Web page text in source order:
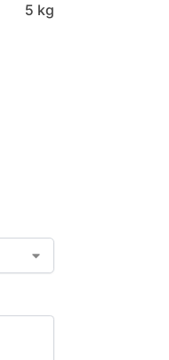
5 kg